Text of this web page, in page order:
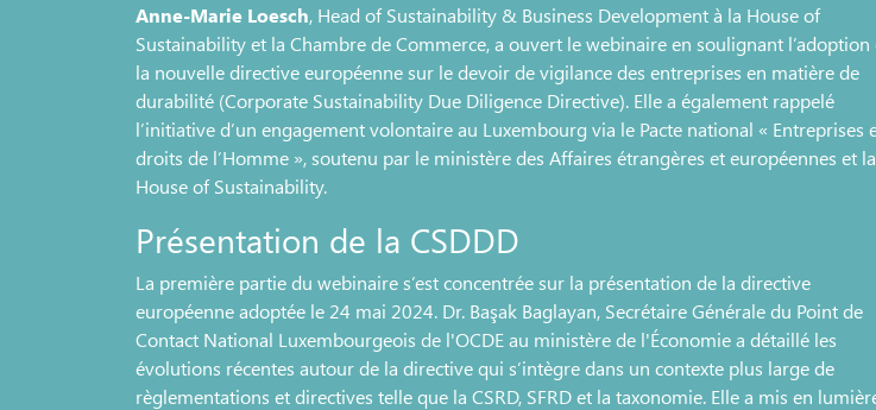
Anne-Marie Loesch, Head of Sustainability & Business Development à la House of
Sustainability et la Chambre de Commerce, a ouvert le webinaire en soulignant l’adoption
la nouvelle directive européenne sur le devoir de vigilance des entreprises en matière de
durabilité (Corporate Sustainability Due Diligence Directive). Elle a également rappelé
l’initiative d’un engagement volontaire au Luxembourg via le Pacte national « Entreprises
droits de l’Homme », soutenu par le ministère des Affaires étrangères et européennes et la
House of Sustainability.
Présentation de la CSDDD
La première partie du webinaire s’est concentrée sur la présentation de la directive
européenne adoptée le 24 mai 2024. Dr. Başak Baglayan, Secrétaire Générale du Point de
Contact National Luxembourgeois de l'OCDE au ministère de l'Économie a détaillé les
évolutions récentes autour de la directive qui s’intègre dans un contexte plus large de
règlementations et directives telle que la CSRD, SFRD et la taxonomie. Elle a mis en